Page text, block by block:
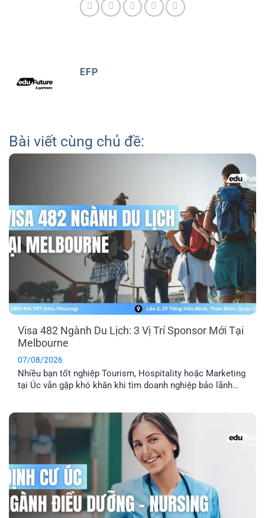
EFP
Bài viết cùng chủ đề:
Visa 482 Ngành Du Lịch: 3 Vị Trí Sponsor Mới Tại
Melbourne
07/08/2026
Nhiều bạn tốt nghiệp Tourism, Hospitality hoặc Marketing
tại Úc vẫn gặp khó khăn khi tìm doanh nghiệp bảo lãnh
Travel Consultant và Content Creator, với lộ trình doanh
nghiệp cam kết [...]